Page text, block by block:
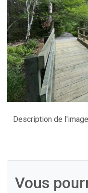
Description de
Vous